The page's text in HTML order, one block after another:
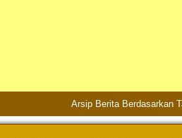
Arsip Berita Berdasarkan